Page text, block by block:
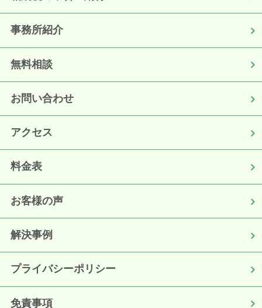
事務所紹介
無料相談
お問い合わせ
アクセス
料金表
お客様の声
解決事例
プライバシーポリシー
免責事項